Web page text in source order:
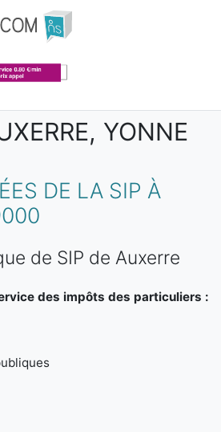
YONNE
DE LA SIP À
de SIP de Auxerre
des impôts des particuliers :